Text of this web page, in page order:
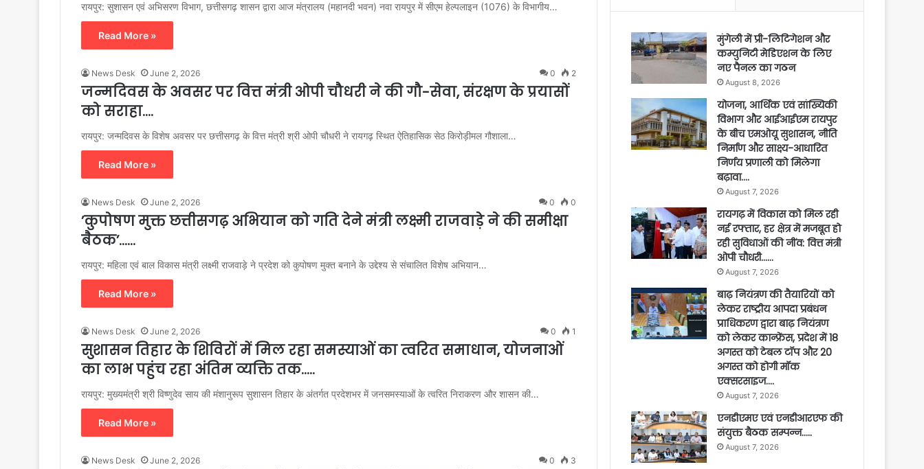
रायपुर: सुशासन एवं अभिसरण विभाग, छत्तीसगढ़ शासन द्वारा आज मंत्रालय (महानदी भवन) नवा रायपुर में सीएम हेल्पलाइन (1076) के विभागीय…
Read More »
News Desk June 2, 2026 0 2
जन्मदिवस के अवसर पर वित्त मंत्री ओपी चौधरी ने की गौ-सेवा, संरक्षण के प्रयासों
को सराहा….
रायपुर: जन्मदिवस के विशेष अवसर पर छत्तीसगढ़ के वित्त मंत्री श्री ओपी चौधरी ने रायगढ़ स्थित ऐतिहासिक सेठ किरोड़ीमल गौशाला…
Read More »
News Desk June 2, 2026 0 0
’कुपोषण मुक्त छत्तीसगढ़ अभियान को गति देने मंत्री लक्ष्मी राजवाड़े ने की समीक्षा
बैठक’……
रायपुर: महिला एवं बाल विकास मंत्री लक्ष्मी राजवाड़े ने प्रदेश को कुपोषण मुक्त बनाने के उद्देश्य से संचालित विशेष अभियान…
Read More »
News Desk June 2, 2026 0 1
सुशासन तिहार के शिविरों में मिल रहा समस्याओं का त्वरित समाधान, योजनाओं
का लाभ पहुंच रहा अंतिम व्यक्ति तक…..
रायपुर: मुख्यमंत्री श्री विष्णुदेव साय की मंशानुरूप सुशासन तिहार के अंतर्गत प्रदेशभर में जनसमस्याओं के त्वरित निराकरण और शासन की…
Read More »
News Desk June 2, 2026 0 3
मुंगेली में प्री-लिटिगेशन और
कम्युनिटी मेडिएशन के लिए
नए पैनल का गठन
August 8, 2026
योजना, आर्थिक एवं सांख्यिकी
विभाग और आईआईएम रायपुर
के बीच एमओयू सुशासन, नीति
निर्माण और साक्ष्य-आधारित
निर्णय प्रणाली को मिलेगा
बढ़ावा….
August 7, 2026
रायगढ़ में विकास को मिल रही
नई रफ्तार, हर क्षेत्र में मजबूत हो
रही सुविधाओं की नींव: वित्त मंत्री
ओपी चौधरी……
August 7, 2026
बाढ़ नियंत्रण की तैयारियों को
लेकर राष्ट्रीय आपदा प्रबंधन
प्राधिकरण द्वारा बाढ़ नियंत्रण
को लेकर कान्फ्रेंस, प्रदेश में 18
अगस्त को टेबल टॉप और 20
अगस्त को होगी मॉक
एक्सरसाइज….
August 7, 2026
एनडीएमए एवं एनडीआरएफ की
संयुक्त बैठक सम्पन्न…..
August 7, 2026